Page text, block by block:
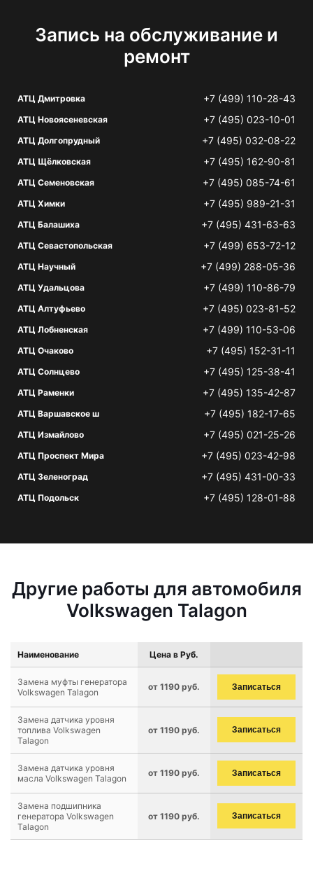
Запись на обслуживание и
ремонт
АТЦ Дмитровка +7 (499) 110-28-43
АТЦ Новоясеневская +7 (495) 023-10-01
АТЦ Долгопрудный +7 (495) 032-08-22
АТЦ Щёлковская +7 (495) 162-90-81
АТЦ Семеновская +7 (495) 085-74-61
АТЦ Химки +7 (495) 989-21-31
АТЦ Балашиха +7 (495) 431-63-63
АТЦ Севастопольская +7 (499) 653-72-12
АТЦ Научный +7 (499) 288-05-36
АТЦ Удальцова +7 (499) 110-86-79
АТЦ Алтуфьево +7 (495) 023-81-52
АТЦ Лобненская +7 (499) 110-53-06
АТЦ Очаково +7 (495) 152-31-11
АТЦ Солнцево +7 (495) 125-38-41
АТЦ Раменки +7 (495) 135-42-87
АТЦ Варшавское ш +7 (495) 182-17-65
АТЦ Измайлово +7 (495) 021-25-26
АТЦ Проспект Мира +7 (495) 023-42-98
АТЦ Зеленоград +7 (495) 431-00-33
АТЦ Подольск +7 (495) 128-01-88
Другие работы для автомобиля
Volkswagen Talagon
Наименование Цена в Руб.
Замена муфты генератора
Volkswagen Talagon
от 1190 руб. Записаться
Замена датчика уровня
топлива Volkswagen
Talagon
от 1190 руб. Записаться
Замена датчика уровня
масла Volkswagen Talagon
от 1190 руб. Записаться
Замена подшипника
генератора Volkswagen
Talagon
от 1190 руб. Записаться